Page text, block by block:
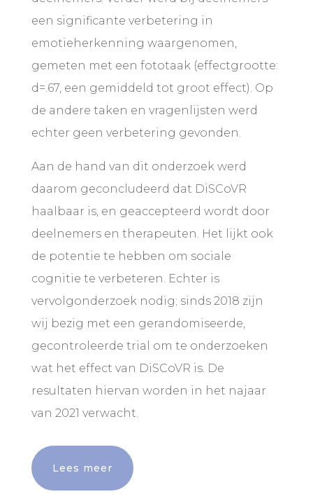
een significante verbetering in
emotieherkenning waargenomen,
gemeten met een fototaak (effectgrootte:
d=.67, een gemiddeld tot groot effect). Op
de andere taken en vragenlijsten werd
echter geen verbetering gevonden.
Aan de hand van dit onderzoek werd
daarom geconcludeerd dat DiSCoVR
haalbaar is, en geaccepteerd wordt door
deelnemers en therapeuten. Het lijkt ook
de potentie te hebben om sociale
cognitie te verbeteren. Echter is
vervolgonderzoek nodig; sinds 2018 zijn
wij bezig met een gerandomiseerde,
gecontroleerde trial om te onderzoeken
wat het effect van DiSCoVR is. De
resultaten hiervan worden in het najaar
van 2021 verwacht.
Lees meer